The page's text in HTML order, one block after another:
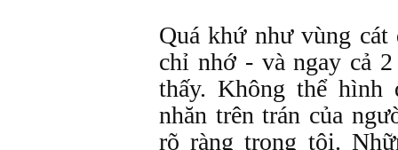
Quá khứ như vùng
chỉ nhớ - và ngay cả
thấy. Không thể hình
nhăn trên trán của
rõ ràng trong tôi.